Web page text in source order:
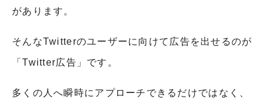
があります。
そんなTwitterのユーザーに向けて広告を出せるのが
「Twitter広告」です。
多くの人へ瞬時にアプローチできるだけではなく、